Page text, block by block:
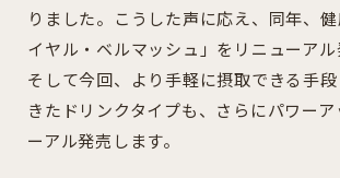
りました。こうした声に応え、同年、
イヤル・ベルマッシュ」をリニューアル
そして今回、より手軽に摂取できる手
きたドリンクタイプも、さらにパワー
ーアル発売します。